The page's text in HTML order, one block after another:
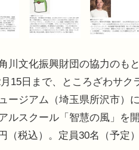
川文化振興財団の協力のもと
15日まで、ところざわサク
ージアム（埼玉県所沢市）
ルスクール「智慧の風」を
（税込）。定員30名（予定）